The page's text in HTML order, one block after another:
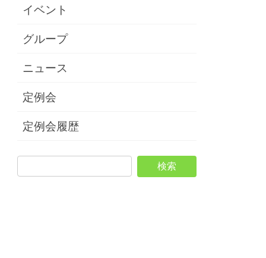
イベント
グループ
ニュース
定例会
定例会履歴